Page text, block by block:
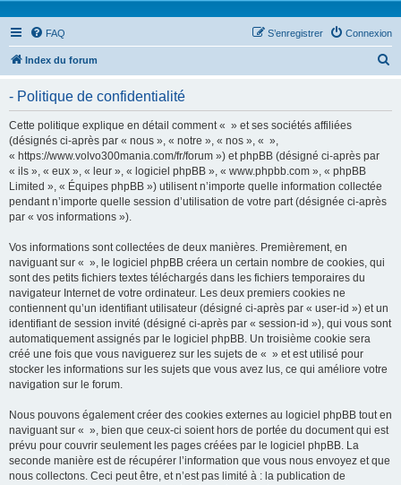
FAQ Connexion
S’enregistrer
Index du forum
- Politique de confidentialité
Cette politique explique en détail comment « » et ses sociétés affiliées
(désignés ci-après par « nous », « notre », « nos », « »,
« https://www.volvo300mania.com/fr/forum ») et phpBB (désigné ci-après par
« ils », « eux », « leur », « logiciel phpBB », « www.phpbb.com », « phpBB
Limited », « Équipes phpBB ») utilisent n’importe quelle information collectée
pendant n’importe quelle session d’utilisation de votre part (désignée ci-après
par « vos informations »).
Vos informations sont collectées de deux manières. Premièrement, en
naviguant sur « », le logiciel phpBB créera un certain nombre de cookies, qui
sont des petits fichiers textes téléchargés dans les fichiers temporaires du
navigateur Internet de votre ordinateur. Les deux premiers cookies ne
contiennent qu’un identifiant utilisateur (désigné ci-après par « user-id ») et un
identifiant de session invité (désigné ci-après par « session-id »), qui vous sont
automatiquement assignés par le logiciel phpBB. Un troisième cookie sera
créé une fois que vous naviguerez sur les sujets de « » et est utilisé pour
stocker les informations sur les sujets que vous avez lus, ce qui améliore votre
navigation sur le forum.
Nous pouvons également créer des cookies externes au logiciel phpBB tout en
naviguant sur « », bien que ceux-ci soient hors de portée du document qui est
prévu pour couvrir seulement les pages créées par le logiciel phpBB. La
seconde manière est de récupérer l’information que vous nous envoyez et que
nous collectons. Ceci peut être, et n’est pas limité à : la publication de